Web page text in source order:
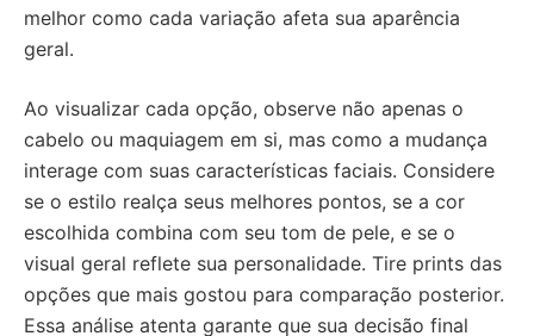
melhor como cada variação afeta sua aparência
geral.
Ao visualizar cada opção, observe não apenas o
cabelo ou maquiagem em si, mas como a mudança
interage com suas características faciais. Considere
se o estilo realça seus melhores pontos, se a cor
escolhida combina com seu tom de pele, e se o
visual geral reflete sua personalidade. Tire prints das
opções que mais gostou para comparação posterior.
Essa análise atenta garante que sua decisão final